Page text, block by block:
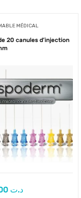
MÉDICAL
20 canules d’injection
د.ت